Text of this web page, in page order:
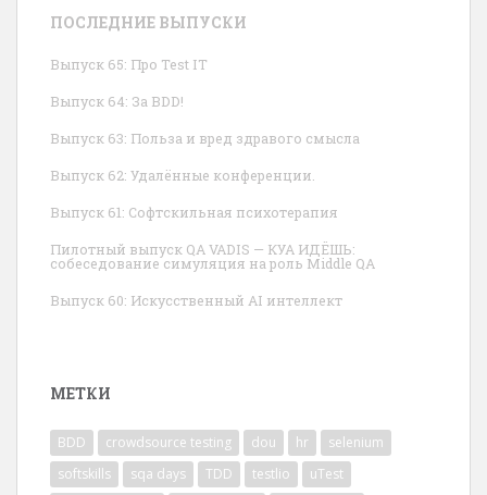
ПОСЛЕДНИЕ ВЫПУСКИ
Выпуск 65: Про Test IT
Выпуск 64: За BDD!
Выпуск 63: Польза и вред здравого смысла
Выпуск 62: Удалённые конференции.
Выпуск 61: Софтскильная психотерапия
Пилотный выпуск QA VADIS — КУА ИДЁШЬ:
собеседование симуляция на роль Middle QA
Выпуск 60: Искусственный AI интеллект
МЕТКИ
BDD crowdsource testing dou hr
selenium
softskills
sqa days TDD testlio
uTest